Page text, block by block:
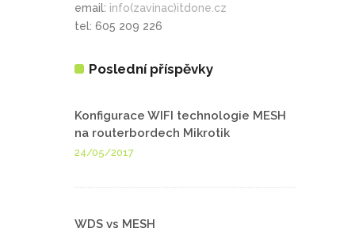
email: info(zavinac)itdone.cz
tel: 605 209 226
Poslední příspěvky
Konfigurace WIFI technologie MESH
na routerbordech Mikrotik
24/05/2017
WDS vs MESH